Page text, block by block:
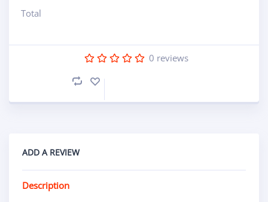
Total
0 reviews
ADD A REVIEW
Description